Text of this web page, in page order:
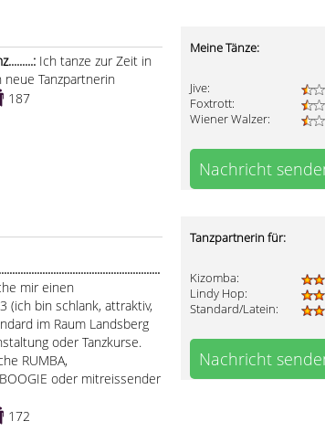
Ich tanze zur Zeit in
Tanzpartnerin
187
Meine Tänze:
Jive:
Foxtrott:
Wiener Walzer:
Nachricht
mir einen
(ich bin schlank, attraktiv,
im Raum Landsberg
oder Tanzkurse.
RUMBA,
oder mitreissender
172
Tanzpartnerin für:
Kizomba:
Lindy Hop:
Standard/Latein:
Nachricht